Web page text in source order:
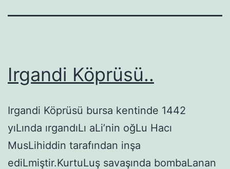
Irgandi Köprüsü..
Irgandi Köprüsü bursa kentinde 1442
yıLında ırgandıLı aLi’nin oğLu Hacı
MusLihiddin tarafından inşa
ediLmiştir.KurtuLuş savaşında bombaLanan